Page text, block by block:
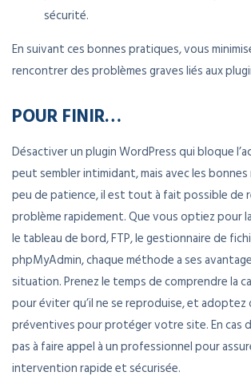
sécurité.
En suivant ces bonnes pratiques, vous
rencontrer des problèmes graves liés aux
POUR FINIR…
Désactiver un plugin WordPress qui bloque
peut sembler intimidant, mais avec les
peu de patience, il est tout à fait possible de
problème rapidement. Que vous optiez pour
le tableau de bord, FTP, le gestionnaire de
phpMyAdmin, chaque méthode a ses
situation. Prenez le temps de comprendre la
pour éviter qu’il ne se reproduise, et
préventives pour protéger votre site. En cas
pas à faire appel à un professionnel pour
intervention rapide et sécurisée.